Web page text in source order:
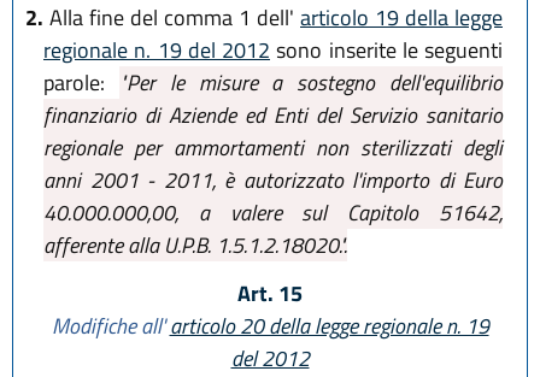
2. Alla fine del comma 1 dell' articolo 19 della legge
regionale n. 19 del 2012 sono inserite le seguenti
parole:
"Per le misure a sostegno dell'equilibrio
finanziario di Aziende ed Enti del Servizio sanitario
regionale per ammortamenti non sterilizzati degli
anni 2001 - 2011, è autorizzato l'importo di Euro
40.000.000,00, a valere sul Capitolo 51642,
afferente alla U.P.B. 1.5.1.2.18020.".
Art. 15
Modifiche all'articolo 20 della legge regionale n. 19
del 2012